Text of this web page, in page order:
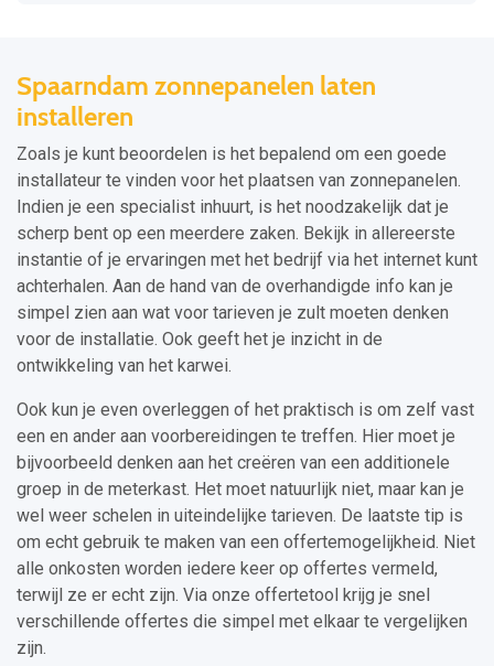
Spaarndam zonnepanelen laten
installeren
Zoals je kunt beoordelen is het bepalend om een goede
installateur te vinden voor het plaatsen van zonnepanelen.
Indien je een specialist inhuurt, is het noodzakelijk dat je
scherp bent op een meerdere zaken. Bekijk in allereerste
instantie of je ervaringen met het bedrijf via het internet kunt
achterhalen. Aan de hand van de overhandigde info kan je
simpel zien aan wat voor tarieven je zult moeten denken
voor de installatie. Ook geeft het je inzicht in de
ontwikkeling van het karwei.
Ook kun je even overleggen of het praktisch is om zelf vast
een en ander aan voorbereidingen te treffen. Hier moet je
bijvoorbeeld denken aan het creëren van een additionele
groep in de meterkast. Het moet natuurlijk niet, maar kan je
wel weer schelen in uiteindelijke tarieven. De laatste tip is
om echt gebruik te maken van een offertemogelijkheid. Niet
alle onkosten worden iedere keer op offertes vermeld,
terwijl ze er echt zijn. Via onze offertetool krijg je snel
verschillende offertes die simpel met elkaar te vergelijken
zijn.